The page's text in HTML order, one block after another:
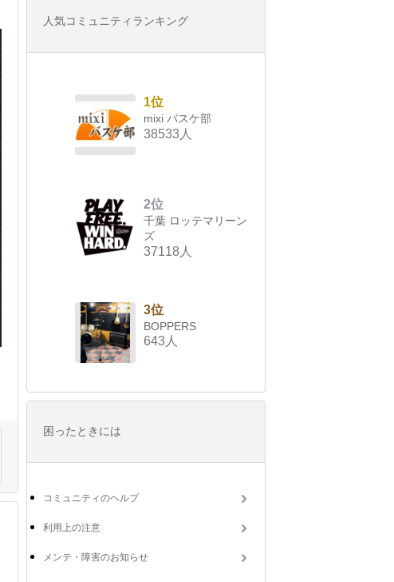
人気コミュニティランキング
1位
mixi バスケ部
38533人
2位
千葉 ロッテマリーン
ズ
37118人
3位
BOPPERS
643人
困ったときには
コミュニティのヘルプ
利用上の注意
メンテ・障害のお知らせ